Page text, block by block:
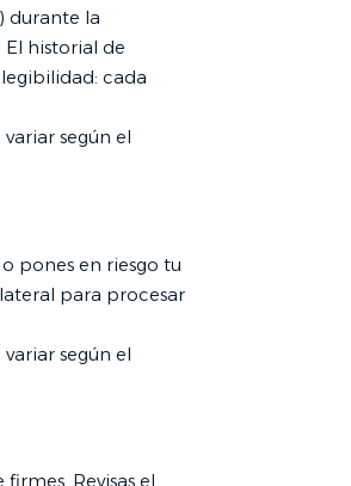
durante la
historial de
cada
según el
pones en riesgo tu
para procesar
según el
Revisas el